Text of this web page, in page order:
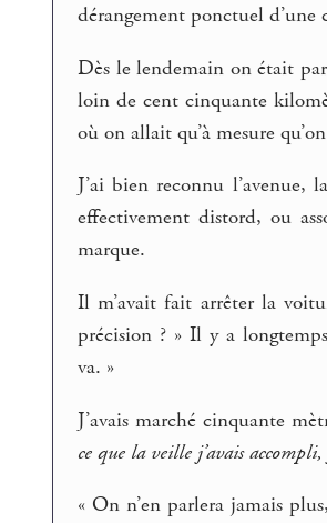
dérangement ponctuel d’une
Dès le lendemain on était
loin de cent cinquante
où on allait qu’à mesure
J’ai bien reconnu
effectivement distord, ou
marque.
Il m’avait fait arrêter la
précision ? » Il y a
va. »
J’avais marché cinquante
ce que la veille j’avais
« On n’en parlera jamais